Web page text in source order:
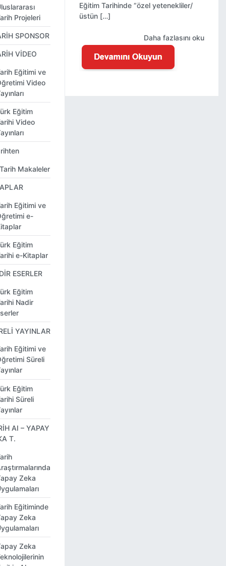
Eğitim Tarihinde “özel yetenekliler/
üstün […]
Daha fazlasını oku
Projeleri
SPONSOR
VİDEO
Eğitimi ve
Video
Eğitim
Video
Makaleler
Eğitimi ve
e-
Eğitim
e-Kitaplar
ESERLER
Eğitim
Nadir
YAYINLAR
Eğitimi ve
Süreli
Eğitim
Süreli
AI – YAPAY
T.
Zeka
Eğitiminde
Zeka
Zeka